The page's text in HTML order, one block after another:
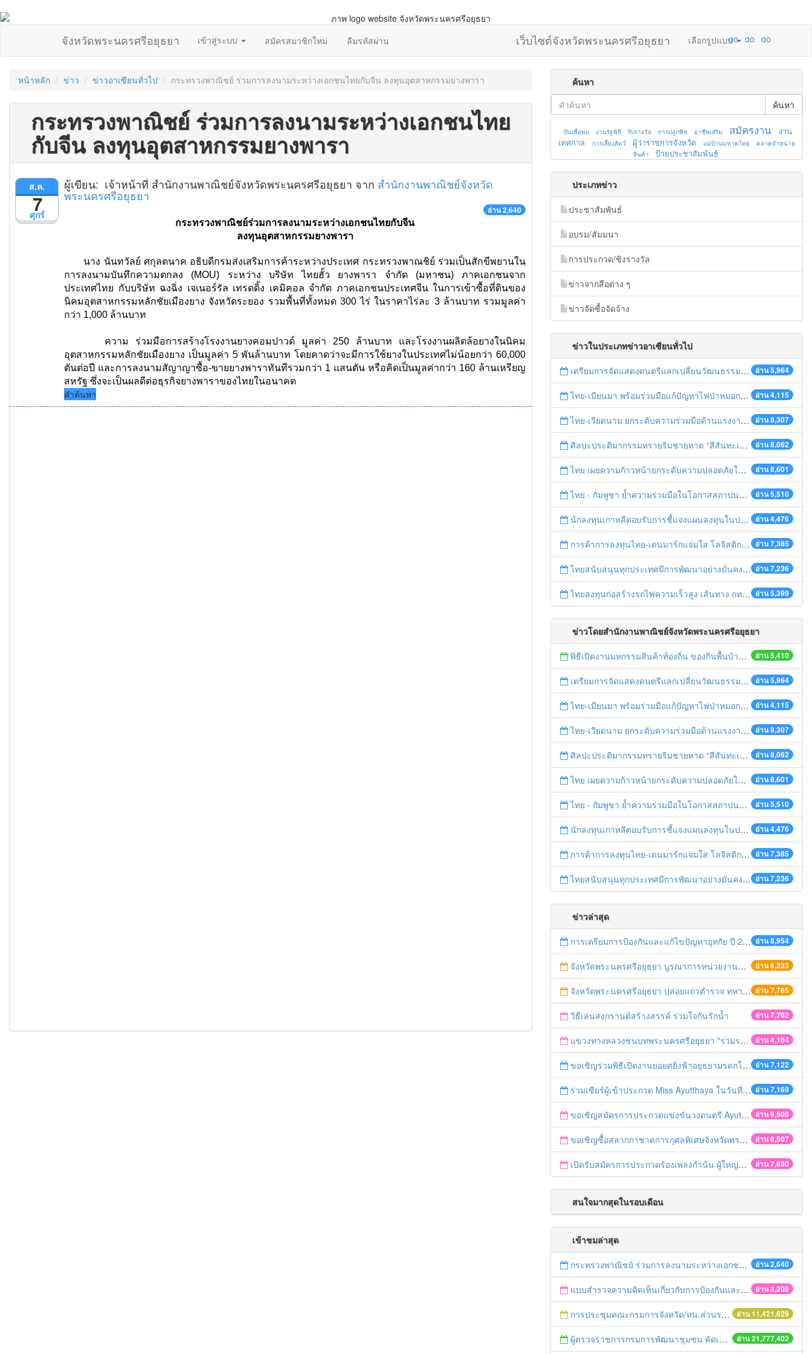
จังหวัดพระนครศรีอยุธยา เข้าสู่ระบบ สมัครสมาชิกใหม่ ลืมรหัสผ่าน เว็บไซต์จังหวัดพระนครศรีอยุธยา เลือกรูปแบบ
หน้าหลัก ข่าว ข่าวอาเซียนทั่วไป กระทรวงพาณิชย์ ร่วมการลงนามระหว่างเอกชนไทยกับจีน ลงทุนอุตสาหกรรมยางพารา
กระทรวงพาณิชย์ ร่วมการลงนามระหว่างเอกชนไทย
กับจีน ลงทุนอุตสาหกรรมยางพารา
ศุกร์
ส.ค.
7
ผู้เขียน: เจ้าหน้าที่ สำนักงานพาณิชย์จังหวัดพระนครศรีอยุธยา จาก สำนักงานพาณิชย์จังหวัด
พระนครศรีอยุธยา
อ่าน 2,640
กระทรวงพาณิชย์ร่วมการลงนามระหว่างเอกชนไทยกับจีน
ลงทุนอุตสาหกรรมยางพารา
นาง นันทวัลย์ ศกุลตนาค อธิบดีกรมส่งเสริมการค้าระหว่างประเทศ กระทรวงพาณชิย์ ร่วมเป็นสักขีพยานใน
การลงนามบันทึกความตกลง (MOU) ระหว่าง บริษัท ไทยฮั้ว ยางพารา จำกัด (มหาชน) ภาคเอกชนจาก
ประเทศไทย กับบริษัท ฉงฉิ่ง เจเนอร์รัล เทรดดิ้ง เคมิคอล จำกัด ภาคเอกชนประเทศจีน ในการเข้าซื้อที่ดินของ
นิคมอุตสาหกรรมหลักชัยเมืองยาง จังหวัดระยอง รวมพื้นที่ทั้งหมด 300 ไร่ ในราคาไร่ละ 3 ล้านบาท รวมมูลค่า
กว่า 1,000 ล้านบาท
ความ ร่วมมือการสร้างโรงงานยางคอมปาวด์ มูลค่า 250 ล้านบาท และโรงงานผลิตล้อยางในนิคม
อุตสาหกรรมหลักชัยเมืองยาง เป็นมูลค่า 5 พันล้านบาท โดยคาดว่าจะมีการใช้ยางในประเทศไม่น้อยกว่า 60,000
ตันต่อปี และการลงนามสัญาญาซื้อ-ขายยางพาราทันทีรวมกว่า 1 แสนตัน หรือคิดเป็นมูลค่ากว่า 160 ล้านเหรียญ
สหรัฐ ซึ่งจะเป็นผลดีต่อธุรกิจยางพาราของไทยในอนาคต
คำค้นหา
ค้นหา
ค้นหา
ปั่นเพื่อพ่อ งานรัฐพิธี รับรางวัล การปลูกพืช อาชีพเสริม สมัครงาน
งาน
เทศกาล
การเลี้ยงสัตว์ ผู้ว่าราชการจังหวัด แม่บ้านมหาดไทย
ตลาดจำหน่าย
สินค้า
ป้ายประชาสัมพันธ์
ประเภทข่าว
ประชาสัมพันธ์
อบรม/สัมมนา
การประกวด/ชิงรางวัล
ข่าวจากสือต่าง ๆ
ข่าวจัดซื้อจัดจ้าง
ข่าวในประเภทข่าวอาเซียนทั่วไป
อ่าน 5,964
เตรียมการจัดแสดงดนตรีแลกเปลี่ยนวัฒนธรรมไทย-บรูไนฯ "อาไล พาเพลิน”
อ่าน 4,115
ไทย-เมียนมา พร้อมร่วมมือแก้ปัญหาไฟป่าหมอกควัน เตรียมพร้อมเปิดช่องทางห้วยต้นนุ่นเป็นด่านถาวร
อ่าน 8,307
ไทย-เวียดนาม ยกระดับความร่วมมือด้านแรงงานระหว่างประเทศสู่การพัฒนาที่ยั่งยืน
อ่าน 8,062
ศิลปะประติมากรรมทรายริมชายหาด “สีสันทะเลชุมพร สู่อาเซียน”
อ่าน 8,601
ไทย เผยความก้าวหน้ายกระดับความปลอดภัยในการทำงานสู่มาตรฐานสากล
อ่าน 5,510
ไทย - กัมพูชา ย้ำความร่วมมือในโอกาสสถาปนาความสัมพันธ์ทางการทูตครบรอบ 65 ปี
อ่าน 4,476
นักลงทุนเกาหลีตอบรับการชี้แจงแผนลงทุนในประเทศไทย
อ่าน 7,385
การค้าการลงทุนไทย-เดนมาร์กแจ่มใส โลจิสติกส์ไทยโดดเด่นในภูมิภาค
อ่าน 7,236
ไทยสนับสนุนทุกประเทศมีการพัฒนาอย่างมั่นคง มั่งคั่ง ยั่งยืน ในการประชุม Boao Forum for Asia
อ่าน 5,399
ไทยลงทุนก่อสร้างรถไฟความเร็วสูง เส้นทาง กทม.-นครราชสีมา
ข่าวโดยสำนักงานพาณิชย์จังหวัดพระนครศรีอยุธยา
อ่าน 5,410
พิธีเปิดงานมหกรรมสินค้าท้องถิ่น ของกินพื้นบ้าน งานสรงน้ำหลวงปู่ทวด และเปิดศูนย์เครือข่ายธุรกิจ Biz Club จังหวัดพระนครศรีอยุธยา
อ่าน 5,964
เตรียมการจัดแสดงดนตรีแลกเปลี่ยนวัฒนธรรมไทย-บรูไนฯ "อาไล พาเพลิน”
อ่าน 4,115
ไทย-เมียนมา พร้อมร่วมมือแก้ปัญหาไฟป่าหมอกควัน เตรียมพร้อมเปิดช่องทางห้วยต้นนุ่นเป็นด่านถาวร
อ่าน 8,307
ไทย-เวียดนาม ยกระดับความร่วมมือด้านแรงงานระหว่างประเทศสู่การพัฒนาที่ยั่งยืน
อ่าน 8,062
ศิลปะประติมากรรมทรายริมชายหาด “สีสันทะเลชุมพร สู่อาเซียน”
อ่าน 8,601
ไทย เผยความก้าวหน้ายกระดับความปลอดภัยในการทำงานสู่มาตรฐานสากล
อ่าน 5,510
ไทย - กัมพูชา ย้ำความร่วมมือในโอกาสสถาปนาความสัมพันธ์ทางการทูตครบรอบ 65 ปี
อ่าน 4,476
นักลงทุนเกาหลีตอบรับการชี้แจงแผนลงทุนในประเทศไทย
อ่าน 7,385
การค้าการลงทุนไทย-เดนมาร์กแจ่มใส โลจิสติกส์ไทยโดดเด่นในภูมิภาค
อ่าน 7,236
ไทยสนับสนุนทุกประเทศมีการพัฒนาอย่างมั่นคง มั่งคั่ง ยั่งยืน ในการประชุม Boao Forum for Asia
ข่าวล่าสุด
อ่าน 8,954
การเตรียมการป้องกันและแก้ไขปัญหาอุทกัย ปี 2561
อ่าน 6,233
จังหวัดพระนครศรีอยุธยา บูรณาการหน่วยงานที่เกี่ยวข้อง ลงพื้นที่จัดระเบียบและดำเนินมาตรการตามบทลงโทษสูงสุดกับผู้ประกอบการร้านค้าที่ยังฝ่าฝืนตั้งร้านค้ารุกล้ำเขตพื้นที่ทางหลวง เตรียมความปลอดภัยก่อนเทศกาลสงกรานต์
อ่าน 7,785
จังหวัดพระนครศรีอยุธยา ปล่อยแถวตำรวจ ทหาร ฝ่ายปกครอง กว่า 100 นาย ตรวจเข้มท่ารถสาธารณะ สถานีขนส่งรถโดยสาร วินรถตู้ และสถานีรถไฟ เตรียมรับมือเทศกาลสงกรานต์
อ่าน 7,762
วิธีเล่นสงกรานต์สร้างสรรค์ ร่วมใจกันรักน้ำ
อ่าน 4,104
แขวงทางหลวงชนบทพระนครศรีอยุธยา "ร่วมรณรงค์ ขับช้า เปิดไฟหน้า คาดเข็มขัด" เทศกาลสงกรานต์ ปี 2561
อ่าน 7,122
ขอเชิญร่วมพิธีเปิดงานยอยศยิ่งฟ้าอยุธยามรดกโลก
อ่าน 7,169
ร่วมเชียร์ผู้เข้าประกวด Miss Ayutthaya ในวันที่ 15 ธันวาคม 2560
อ่าน 9,508
ขอเชิญสมัครการประกวดแข่งขันวงดนตรี Ayutthaya battle of the bands
อ่าน 8,507
ขอเชิญซื้อสลากกาชาดการกุศลพิเศษจังหวัดพระนครศรีอยุธยา 2560
อ่าน 7,830
เปิดรับสมัครการประกวดร้องเพลงกำนัน ผู้ใหญ่บ้าน ฯลฯ
สนใจมากสุดในรอบเดือน
เข้าชมล่าสุด
อ่าน 2,640
กระทรวงพาณิชย์ ร่วมการลงนามระหว่างเอกชนไทยกับจีน ลงทุนอุตสาหกรรมยางพารา
อ่าน 3,208
แบบสำรวจความคิดเห็นเกี่ยวกับการป้องกันและปราบปรามการทุจริตของส่วนราชการ
อ่าน 11,421,629
การประชุมคณะกรมการจังหวัด/หน.ส่วนราชการประจำเดือน มิถุนายน 2558
อ่าน 21,777,402
ผู้ตรวจราชการกรมการพัฒนาชุมชน คัดเลือกข้าราชการและลูกจ้างดีเด่น และหน่วยงานพัฒนาชุมชนใสสะอาด ประจำปี ๒๕๕๔